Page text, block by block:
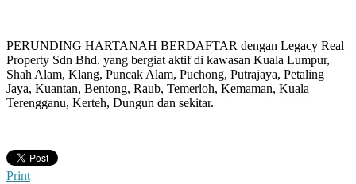
PERUNDING HARTANAH BERDAFTAR dengan Legacy Real
Property Sdn Bhd. yang bergiat aktif di kawasan Kuala Lumpur,
Shah Alam, Klang, Puncak Alam, Puchong, Putrajaya, Petaling
Jaya, Kuantan, Bentong, Raub, Temerloh, Kemaman, Kuala
Terengganu, Kerteh, Dungun dan sekitar.
Print